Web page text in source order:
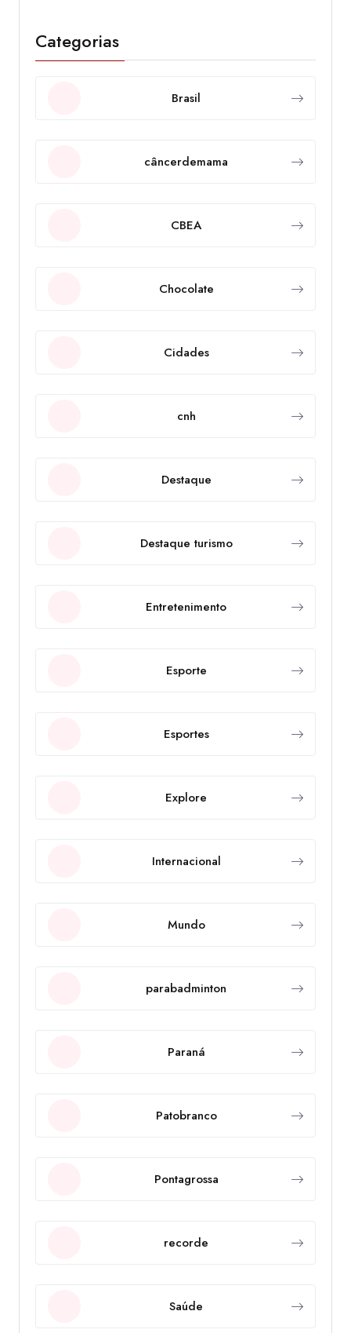
Categorias
Brasil
câncerdemama
CBEA
Chocolate
Cidades
cnh
Destaque
Destaque turismo
Entretenimento
Esporte
Esportes
Explore
Internacional
Mundo
parabadminton
Paraná
Patobranco
Pontagrossa
recorde
Saúde